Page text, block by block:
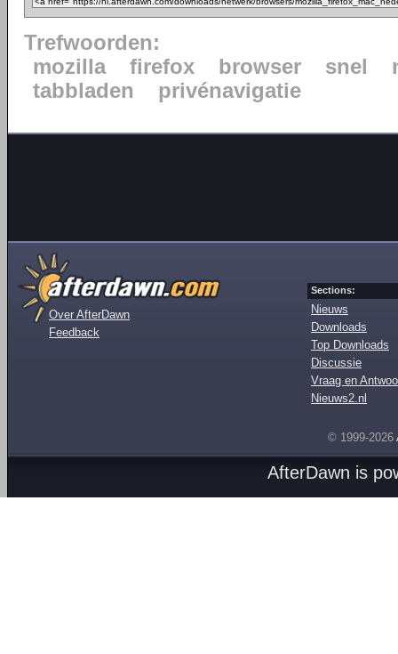
Trefwoorden:
mozilla
firefox browser snel
tabbladen
privénavigatie
Over AfterDawn
Feedback
Sections:
Nieuws
Downloads
Top Downloads
Discussie
Vraag en
Nieuws2.nl
© 1999-2026
AfterDawn is